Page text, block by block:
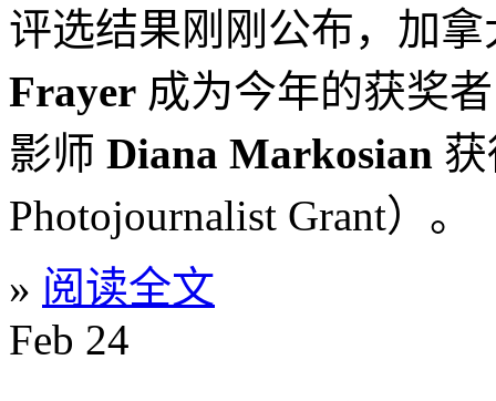
评选结果刚刚公布，加
Frayer 成为今年的获奖
影师 Diana Markosian
Photojournalist Grant）。
» 阅读全文
Feb 24